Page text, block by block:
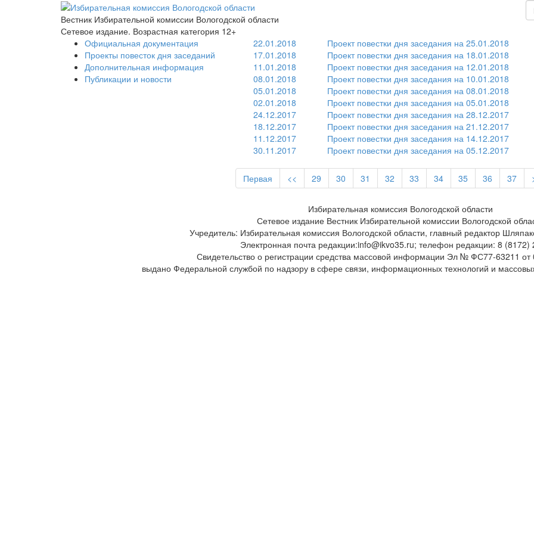
Вестник Избирательной комиссии Вологодской области
Сетевое издание. Возрастная категория 12+
Официальная документация
Проекты повесток дня заседаний
Дополнительная информация
Публикации и новости
22.01.2018
Проект повестки дня заседания на 25.01.2018
17.01.2018
Проект повестки дня заседания на 18.01.2018
11.01.2018
Проект повестки дня заседания на 12.01.2018
08.01.2018
Проект повестки дня заседания на 10.01.2018
05.01.2018
Проект повестки дня заседания на 08.01.2018
02.01.2018
Проект повестки дня заседания на 05.01.2018
24.12.2017
Проект повестки дня заседания на 28.12.2017
18.12.2017
Проект повестки дня заседания на 21.12.2017
11.12.2017
Проект повестки дня заседания на 14.12.2017
30.11.2017
Проект повестки дня заседания на 05.12.2017
Первая << 29 30 31 32 33 34 35 36 37
Избирательная комиссия Вологодской области
Сетевое издание Вестник Избирательной комиссии Вологодской
Учредитель: Избирательная комиссия Вологодской области, главный редактор
Электронная почта редакции:info@ikvo35.ru; телефон редакции: 8 (8172)
Свидетельство о регистрации средства массовой информации Эл № ФС77-63211 от
выдано Федеральной службой по надзору в сфере связи, информационных технологий и